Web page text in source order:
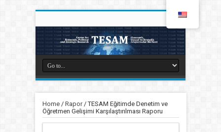
Home/ Rapor/TESAM Eğitimde Denetim ve
Öğretmen Gelişimi Karşılaştırılması Raporu